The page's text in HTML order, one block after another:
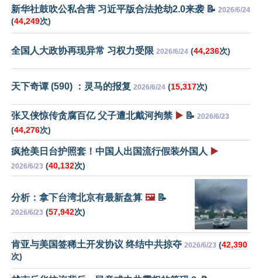
新华社鼓吹公私合营 习近平版合法抢劫2.0来袭 📝 2026/6/24
(44,249次)
全国人大政协再现异常 习权力受限 2026/6/24 (44,236次)
天下奇谭 (590) ：灵马的报复 2026/6/24 (15,317次)
张又侠惊传贪腐百亿 父子遭北戴河拘禁 ▶️ 📝 2026/6/23
(44,276次)
疯抢美日台护照套！中国人出国流行假装外国人 ▶️
2026/6/23 (40,132次)
分析：拿下台湾北京有最新盘算 🖼️📝
2026/6/23 (57,942次)
肯亚与美国签稀土开发协议 终结中共掠夺 2026/6/23 (42,390
次)